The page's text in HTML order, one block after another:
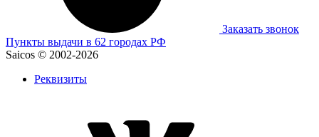
Заказать звонок
Пункты выдачи в 62 городах РФ
Saicos © 2002-2026
Реквизиты